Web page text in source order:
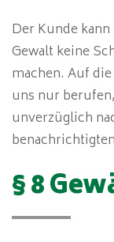
Der Kunde
Gewalt keine
machen. Auf
uns nur
unverzüglich
§ 8